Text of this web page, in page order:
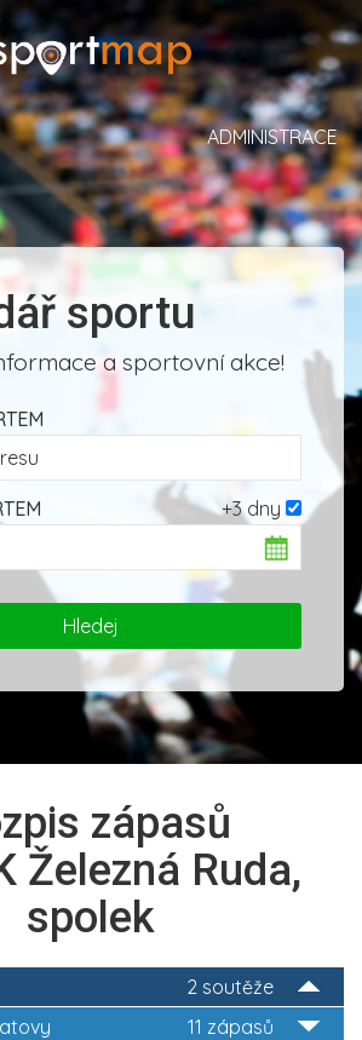
ADMINISTRACE
sportu
a sportovní akce!
+3 dny
zápasů
Železná Ruda,
spolek
2 soutěže
11 zápasů